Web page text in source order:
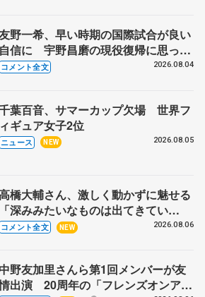
野一希、早い時期の国際試合が良い
自信に 宇野昌磨の現役復帰に思って
ること 【アジアンオープントロフ
コメント全文 2026.08.04
葉百音、サマーカップ欠場 世界フ
ィギュア女子2位
ニュース NEW 2026.08.05
橋大輔さん、激しく動かずに魅せる
「深みみたいなものは出てきてい
？」 〝兄さん〟と慕うレジェンド
コメント全文 NEW 2026.08.06
中野友加里さんら第1回メンバーが友
出演 20周年の「フレンズオンアイ